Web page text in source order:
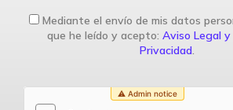
Mediante el envío de mis datos
que he leído y acepto: Aviso Legal
Privacidad.